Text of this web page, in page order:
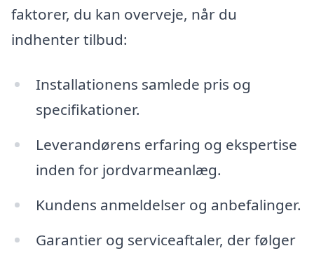
faktorer, du kan overveje, når du
indhenter tilbud:
Installationens samlede pris og
specifikationer.
Leverandørens erfaring og ekspertise
inden for jordvarmeanlæg.
Kundens anmeldelser og anbefalinger.
Garantier og serviceaftaler, der følger